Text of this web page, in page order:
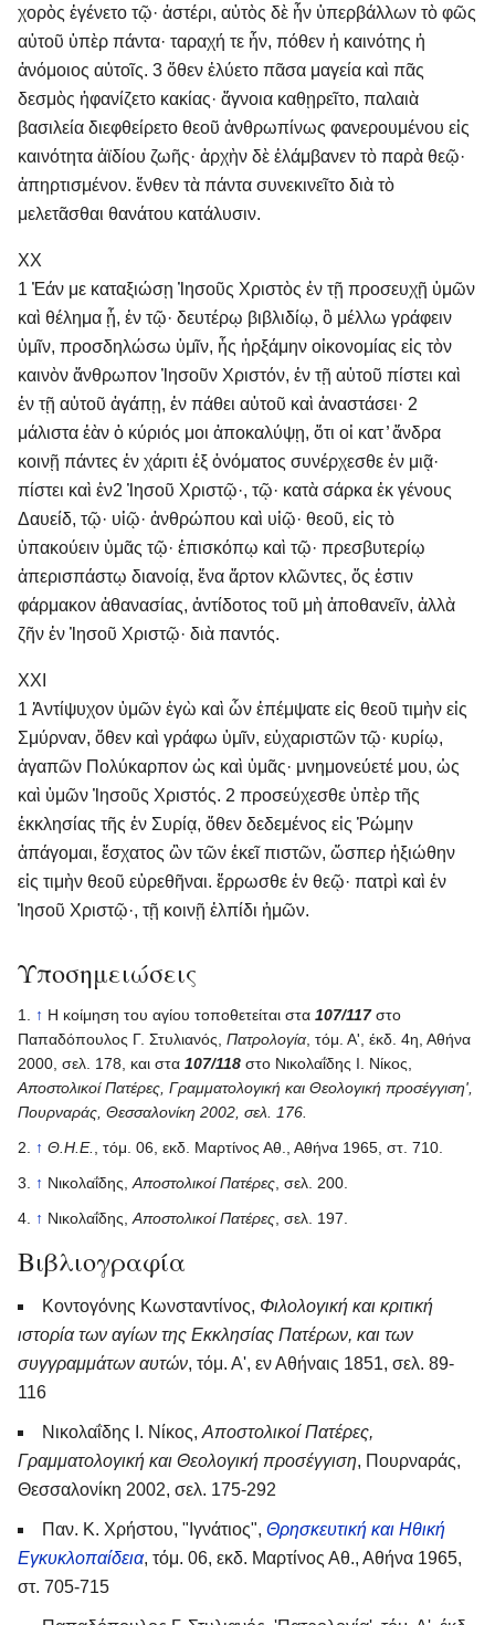
χορὸς ἐγένετο τῷ· ἀστέρι, αὐτὸς δὲ ἦν ὑπερβάλλων τὸ φῶς
αὐτοῦ ὑπὲρ πάντα· ταραχή τε ἦν, πόθεν ἡ καινότης ἡ
ἀνόμοιος αὐτοῖς. 3 ὅθεν ἐλύετο πᾶσα μαγεία καὶ πᾶς
δεσμὸς ἠφανίζετο κακίας· ἄγνοια καθῃρεῖτο, παλαιὰ
βασιλεία διεφθείρετο θεοῦ ἀνθρωπίνως φανερουμένου εἰς
καινότητα ἀϊδίου ζωῆς· ἀρχὴν δὲ ἐλάμβανεν τὸ παρὰ θεῷ·
ἀπηρτισμένον. ἔνθεν τὰ πάντα συνεκινεῖτο διὰ τὸ
μελετᾶσθαι θανάτου κατάλυσιν.
XX
1 Ἐάν με καταξιώσῃ Ἰησοῦς Χριστὸς ἐν τῇ προσευχῇ ὑμῶν
καὶ θέλημα ᾖ, ἐν τῷ· δευτέρῳ βιβλιδίῳ, ὃ μέλλω γράφειν
ὑμῖν, προσδηλώσω ὑμῖν, ἧς ἠρξάμην οἰκονομίας εἰς τὸν
καινὸν ἄνθρωπον Ἰησοῦν Χριστόν, ἐν τῇ αὐτοῦ πίστει καὶ
ἐν τῇ αὐτοῦ ἀγάπῃ, ἐν πάθει αὐτοῦ καὶ ἀναστάσει· 2
μάλιστα ἐὰν ὁ κύριός μοι ἀποκαλύψῃ, ὅτι οἱ κατ ̓ ἄνδρα
κοινῇ πάντες ἐν χάριτι ἐξ ὀνόματος συνέρχεσθε ἐν μιᾷ·
πίστει καὶ ἐν 2 Ἰησοῦ Χριστῷ·, τῷ· κατὰ σάρκα ἐκ γένους
Δαυείδ, τῷ· υἱῷ· ἀνθρώπου καὶ υἱῷ· θεοῦ, εἰς τὸ
ὑπακούειν ὑμᾶς τῷ· ἐπισκόπῳ καὶ τῷ· πρεσβυτερίῳ
ἀπερισπάστῳ διανοίᾳ, ἕνα ἄρτον κλῶντες, ὅς ἐστιν
φάρμακον ἀθανασίας, ἀντίδοτος τοῦ μὴ ἀποθανεῖν, ἀλλὰ
ζῆν ἐν Ἰησοῦ Χριστῷ· διὰ παντός.
XXI
1 Ἀντίψυχον ὑμῶν ἐγὼ καὶ ὧν ἐπέμψατε εἰς θεοῦ τιμὴν εἰς
Σμύρναν, ὅθεν καὶ γράφω ὑμῖν, εὐχαριστῶν τῷ· κυρίῳ,
ἀγαπῶν Πολύκαρπον ὡς καὶ ὑμᾶς· μνημονεύετέ μου, ὡς
καὶ ὑμῶν Ἰησοῦς Χριστός. 2 προσεύχεσθε ὑπὲρ τῆς
ἐκκλησίας τῆς ἐν Συρίᾳ, ὅθεν δεδεμένος εἰς Ῥώμην
ἀπάγομαι, ἔσχατος ὣν τῶν ἐκεῖ πιστῶν, ὥσπερ ἠξιώθην
εἰς τιμὴν θεοῦ εὑρεθῆναι. ἔρρωσθε ἐν θεῷ· πατρὶ καὶ ἐν
Ἰησοῦ Χριστῷ·, τῇ κοινῇ ἐλπίδι ἡμῶν.
Υποσημειώσεις
↑ Η κοίμηση του αγίου τοποθετείται στα 107/117στο
Παπαδόπουλος Γ. Στυλιανός, Πατρολογία , τόμ. Α', έκδ. 4η, Αθήνα
2000, σελ. 178, και στα 107/118 στο Νικολαΐδης Ι. Νίκος,
Αποστολικοί Πατέρες, Γραμματολογική και Θεολογική προσέγγιση',
Πουρναράς, Θεσσαλονίκη 2002, σελ. 176.
↑ Θ.H.E. , τόμ. 06, εκδ. Μαρτίνος Αθ., Αθήνα 1965, στ. 710.
↑ Νικολαΐδης, Αποστολικοί Πατέρες , σελ. 200.
↑ Νικολαΐδης, Αποστολικοί Πατέρες , σελ. 197.
Βιβλιογραφία
Κοντογόνης Κωνσταντίνος, Φιλολογική και κριτική
ιστορία των αγίων της Εκκλησίας Πατέρων, και των
συγγραμμάτων αυτών, τόμ. Α', εν Αθήναις 1851, σελ. 89-
116
Νικολαΐδης Ι. Νίκος, Αποστολικοί Πατέρες,
Γραμματολογική και Θεολογική προσέγγιση, Πουρναράς,
Θεσσαλονίκη 2002, σελ. 175-292
Παν. Κ. Χρήστου, "Ιγνάτιος", Θρησκευτική και Ηθική
Εγκυκλοπαίδεια, τόμ. 06, εκδ. Μαρτίνος Αθ., Αθήνα 1965,
στ. 705-715